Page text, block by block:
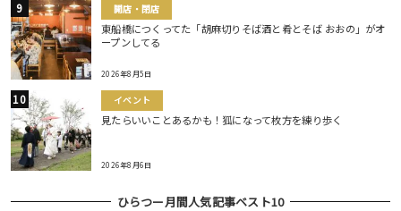
開店・閉店
東船橋につくってた「胡麻切りそば酒と肴とそば おおの」がオ
ープンしてる
2026年8月5日
イベント
見たらいいことあるかも！狐になって枚方を練り歩く
2026年8月6日
ひらつー月間人気記事ベスト10